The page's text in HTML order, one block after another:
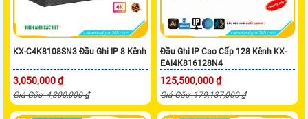
KX-C4K8108SN3 Đầu Ghi IP 8 Kênh
3,050,000 ₫
Giá Gốc: 4,300,000 ₫
Đầu Ghi IP Cao Cấp 128 Kênh KX-
EAi4K816128N4
125,500,000 ₫
Giá Gốc: 179,137,000 ₫